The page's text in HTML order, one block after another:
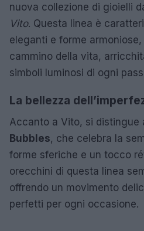
nuova collezione di gioielli
Vito. Questa linea è
eleganti e forme
cammino della vita,
simboli luminosi di ogni
La bellezza
Accanto a Vito, si distingue
Bubbles, che celebra la
forme sferiche e un tocco
orecchini di questa linea
offrendo un movimento
perfetti per ogni occasione.